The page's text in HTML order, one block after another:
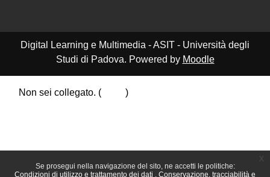
Se prosegui nella navigazione del sito, ne accetti le politiche:
Condizioni di utilizzo e trattamento dei dati
Conservazione, tracciabilità e
Digital Learning e Multimedia - ASIT - Università degli
Studi di Padova. Powered by Moodle
Non sei collegato. (
)